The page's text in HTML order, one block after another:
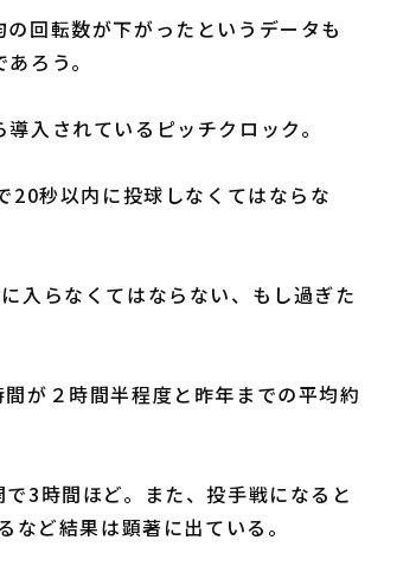
回転数が下がったというデータも
ろう。
入されているピッチクロック。
秒以内に投球しなくてはならな
入らなくてはならない、もし過ぎた
が２時間半程度と昨年までの平均約
3時間ほど。また、投手戦になると
ど結果は顕著に出ている。